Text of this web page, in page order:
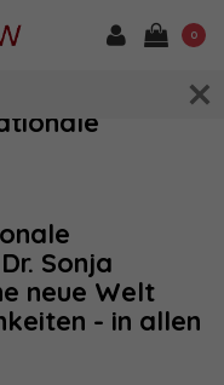
0
Sonja
neue Welt
- in allen